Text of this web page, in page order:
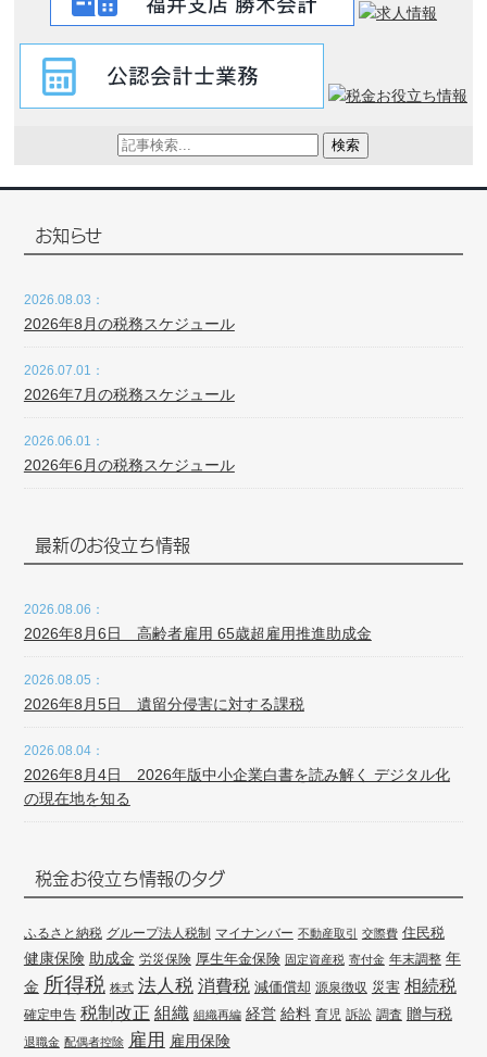
検索
お知らせ
2026.08.03：
2026年8月の税務スケジュール
2026.07.01：
2026年7月の税務スケジュール
2026.06.01：
2026年6月の税務スケジュール
最新のお役立ち情報
2026.08.06：
2026年8月6日 高齢者雇用 65歳超雇用推進助成金
2026.08.05：
2026年8月5日 遺留分侵害に対する課税
2026.08.04：
2026年8月4日 2026年版中小企業白書を読み解く デジタル化
の現在地を知る
税金お役立ち情報のタグ
ふるさと納税 グループ法人税制 マイナンバー 不動産取引 交際費 住民税
健康保険 助成金 労災保険 厚生年金保険 固定資産税 寄付金 年末調整 年
金 所得税 株式 法人税 消費税 減価償却 源泉徴収 災害 相続税
確定申告 税制改正 組織 組織再編 経営 給料 育児 訴訟 調査 贈与税
退職金 配偶者控除 雇用 雇用保険